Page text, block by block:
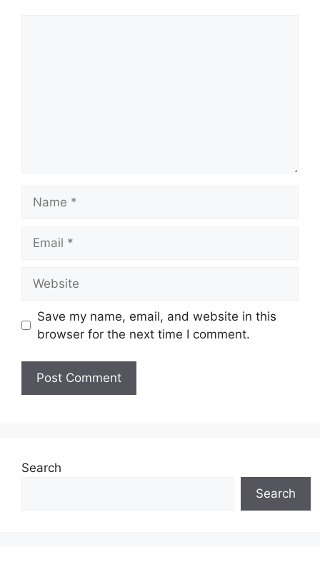
s
t
Save my name, email, and website in this
browser for the next time I comment.
Search
Search